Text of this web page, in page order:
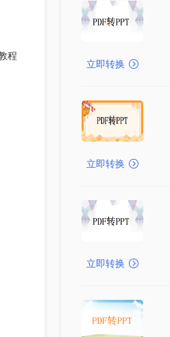
程
立即转换
立即转换
立即转换